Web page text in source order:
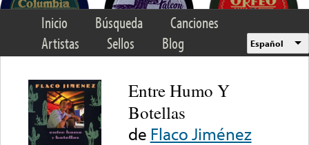
Inicio Búsqueda
Canciones
Artistas
Sellos Blog Español
Entre Humo Y
Botellas
de Flaco Jiménez